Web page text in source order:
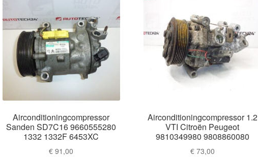
Airconditioningcompressor
Sanden SD7C16 9660555280
1332 1332F 6453XC
€ 91,00
Airconditioningcompressor 1.2
VTI Citroën Peugeot
9810349980 9808860080
€73,00